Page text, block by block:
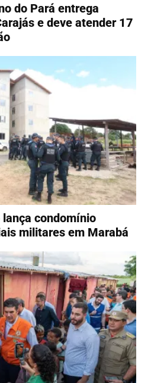
do Pará entrega
e deve atender 17
condomínio
militares em Marabá